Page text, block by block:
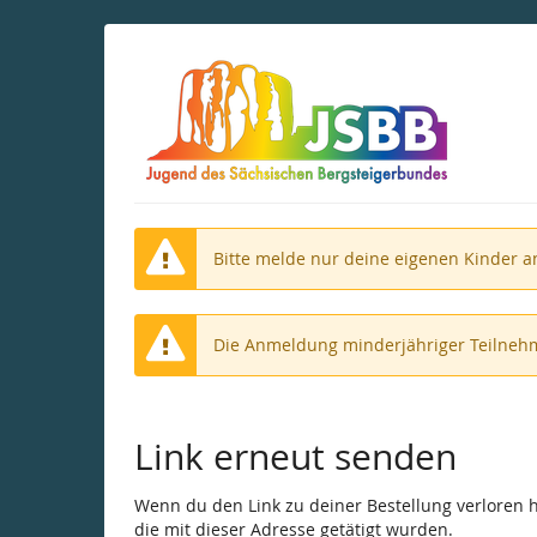
Bitte melde nur deine eigenen Kinder
Die Anmeldung minderjähriger
Link erneut senden
Wenn du den Link zu deiner Bestellung verloren
die mit dieser Adresse getätigt wurden.